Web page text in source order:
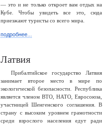
— это и не только откроет вам отдых на
Кубе. Чтобы увидеть все это, сюда
приезжают туристы со всего мира.
подробнее...
Латвия
Прибалтийское государство Латвия
занимает второе место в мире по
экологической безопасности. Республика
является членом ВТО, НАТО, Евросоюза,
участницей Шенгенского соглашения. В
страну с высоким уровнем грамотности
среди взрослого населения едут ради